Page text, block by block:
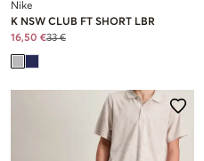
Nike
K NSW CLUB FT SHORT LBR
16,50 €33 €